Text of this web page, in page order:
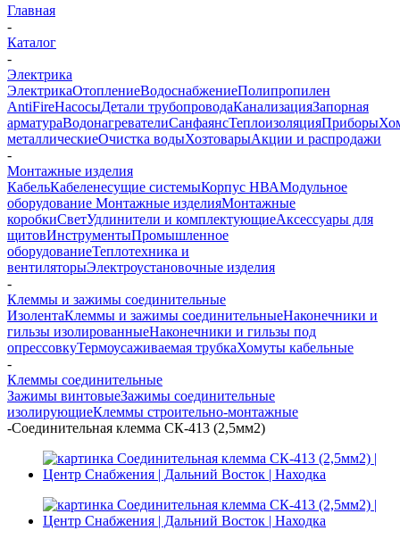
Главная
-
Каталог
-
Электрика
ЭлектрикаОтоплениеВодоснабжениеПолипропилен
AntiFireНасосыДетали трубопроводаКанализацияЗапорная
арматураВодонагревателиСанфаянсТеплоизоляцияПриборы
металлическиеОчистка водыХозтоварыАкции и распродажи
-
Монтажные изделия
КабельКабеленесущие системыКорпус НВАМодульное
оборудование Монтажные изделияМонтажные
коробкиСветУдлинители и комплектующиеАксессуары для
щитовИнструментыПромышленное
оборудованиеТеплотехника и
вентиляторыЭлектроустановочные изделия
-
Клеммы и зажимы соединительные
ИзолентаКлеммы и зажимы соединительныеНаконечники и
гильзы изолированныеНаконечники и гильзы под
опрессовкуТермоусаживаемая трубкаХомуты кабельные
-
Клеммы соединительные
Зажимы винтовыеЗажимы соединительные
изолирующиеКлеммы строительно-монтажные
-Соединительная клемма СК-413 (2,5мм2)